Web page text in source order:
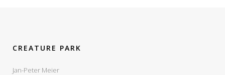
CREATURE PARK
Jan-Peter Meier